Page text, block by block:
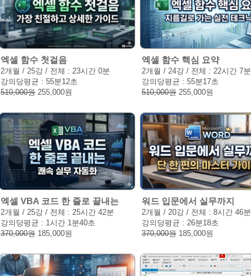
엑셀 함수 첫걸음
2개월 / 25강 / 전체 : 23시간 0분
강의당평균 : 55분12초
510,000원 255,000원
엑셀 함수 핵심 요약
2개월 / 24강 / 전체 : 22시간 7분
강의당평균 : 55분17초
510,000원 255,000원
엑셀 VBA 코드 한 줄로 끝내는
2개월 / 25강 / 전체 : 25시간 42분
강의당평균 : 1시간 1분40초
370,000원 185,000원
워드 입문에서 실무까지
2개월 / 20강 / 전체 : 8시간 46분
강의당평균 : 26분18초
370,000원 185,000원